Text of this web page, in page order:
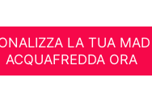
LA TUA MAD
ACQUAFREDDA ORA